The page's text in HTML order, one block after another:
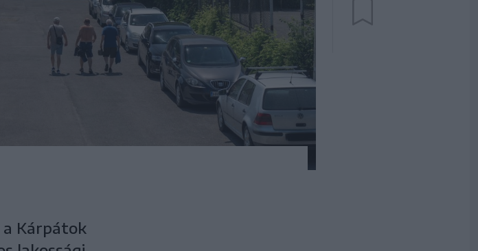
a Kárpátok